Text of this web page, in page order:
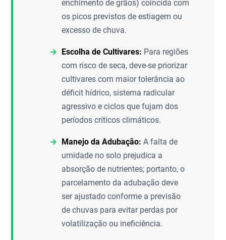
enchimento de grãos) coincida com
os picos previstos de estiagem ou
excesso de chuva.
Escolha de Cultivares: Para regiões
com risco de seca, deve-se priorizar
cultivares com maior tolerância ao
déficit hídrico, sistema radicular
agressivo e ciclos que fujam dos
períodos críticos climáticos.
Manejo da Adubação: A falta de
umidade no solo prejudica a
absorção de nutrientes; portanto, o
parcelamento da adubação deve
ser ajustado conforme a previsão
de chuvas para evitar perdas por
volatilização ou ineficiência.